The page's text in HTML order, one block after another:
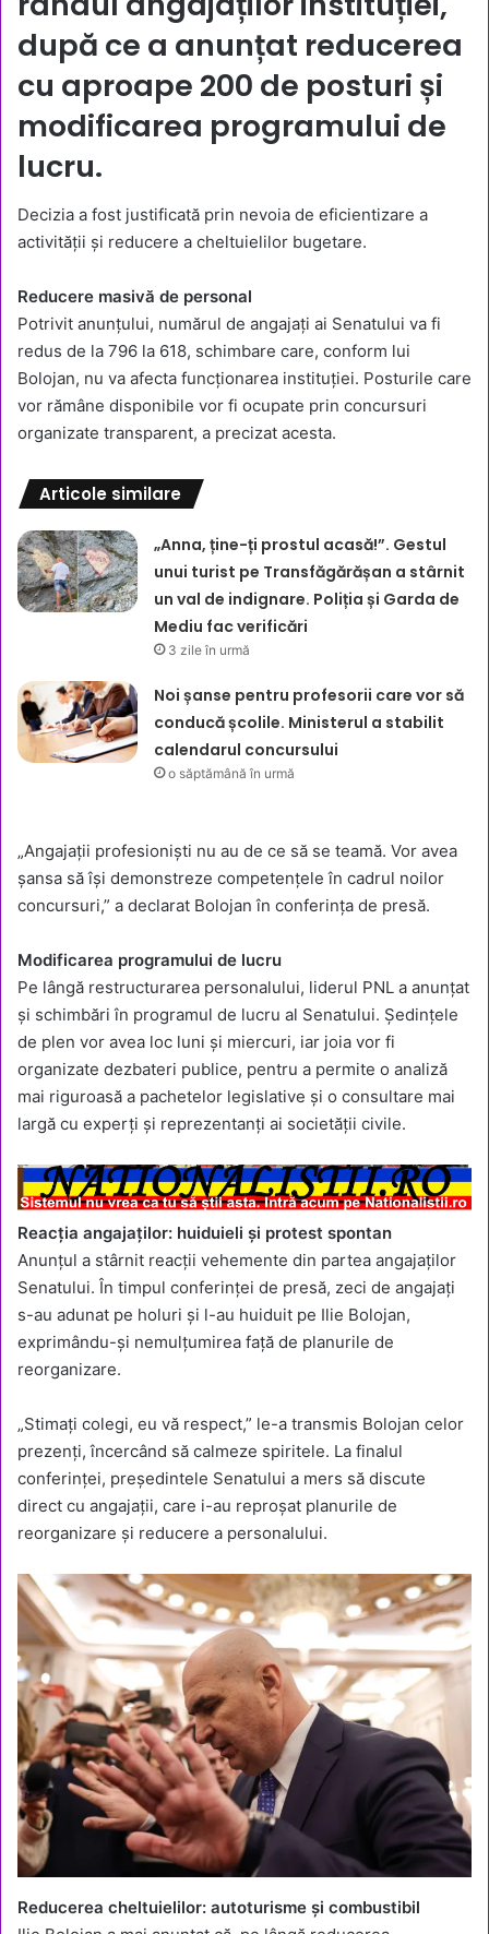
după ce a anunțat reducerea
cu aproape 200 de posturi și
modificarea programului de
lucru.
Decizia a fost justificată prin nevoia de eficientizare a
activității și reducere a cheltuielilor bugetare.
Reducere masivă de personal
Potrivit anunțului, numărul de angajați ai Senatului va fi
redus de la 796 la 618, schimbare care, conform lui
Bolojan, nu va afecta funcționarea instituției. Posturile care
vor rămâne disponibile vor fi ocupate prin concursuri
organizate transparent, a precizat acesta.
Articole similare
„Anna, ține-ți prostul acasă!”. Gestul
unui turist pe Transfăgărășan a stârnit
un val de indignare. Poliția și Garda de
Mediu fac verificări
3 zile în urmă
Noi șanse pentru profesorii care vor să
conducă școlile. Ministerul a stabilit
calendarul concursului
o săptămână în urmă
„Angajații profesioniști nu au de ce să se teamă. Vor avea
șansa să își demonstreze competențele în cadrul noilor
concursuri,” a declarat Bolojan în conferința de presă.
Modificarea programului de lucru
Pe lângă restructurarea personalului, liderul PNL a anunțat
și schimbări în programul de lucru al Senatului. Ședințele
de plen vor avea loc luni și miercuri, iar joia vor fi
organizate dezbateri publice, pentru a permite o analiză
mai riguroasă a pachetelor legislative și o consultare mai
largă cu experți și reprezentanți ai societății civile.
Reacția angajaților: huiduieli și protest spontan
Anunțul a stârnit reacții vehemente din partea angajaților
Senatului. În timpul conferinței de presă, zeci de angajați
s-au adunat pe holuri și l-au huiduit pe Ilie Bolojan,
exprimându-și nemulțumirea față de planurile de
reorganizare.
„Stimați colegi, eu vă respect,” le-a transmis Bolojan celor
prezenți, încercând să calmeze spiritele. La finalul
conferinței, președintele Senatului a mers să discute
direct cu angajații, care i-au reproșat planurile de
reorganizare și reducere a personalului.
Reducerea cheltuielilor: autoturisme și combustibil